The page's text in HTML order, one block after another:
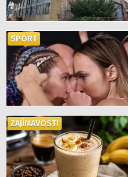
SPORT
ZAJÍMAVOSTI